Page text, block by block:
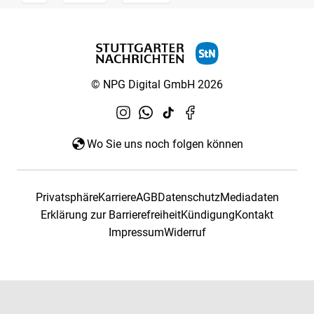
© NPG Digital GmbH 2026
Wo Sie uns noch folgen können
PrivatsphäreKarriereAGBDatenschutzMediadaten
Erklärung zur BarrierefreiheitKündigungKontakt
ImpressumWiderruf